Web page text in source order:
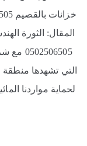
المقال: الثورة
التي تشهدها
لحماية مواردنا